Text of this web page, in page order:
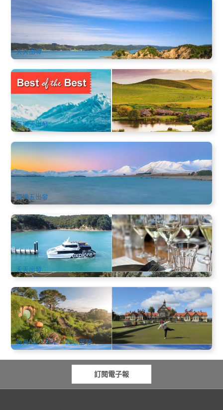
激流島Waiheke Island渡輪｜Rotoroa Island自然生態野生動
物探尋 (奧克蘭出發)
186 已預訂
AUD $96.00 $
NZ1133
天天出發
新西蘭南北島全覽13天遊 | 基督城入 奧克蘭出 (10月-3月限定)
8.3k 已預訂
AUD $4,023.00
NZ1036S
每週天出發
新西蘭南北島11天中文團(升級安排奔馳旅遊巴士) | 10月-3月
限定
6.8k 已預訂
AUD $3,758.00
NZ1034S
每週五出發
激流島Waiheke Island渡輪｜Man O’ War酒莊日遊・可升級
森林滑索體驗 / 酒莊午宴 (奧克蘭出發)
1k 已預訂
AUD $96.00 $97.00
NZ1132
天天出發
新西蘭南北島│精品網紅11天VIP小團遊 4-5星飯店 │奧克蘭進
基督城出
112 已預訂
AUD $5,000.00
NZ1016W
每月6號、16號、26號出發
訂閱電子報